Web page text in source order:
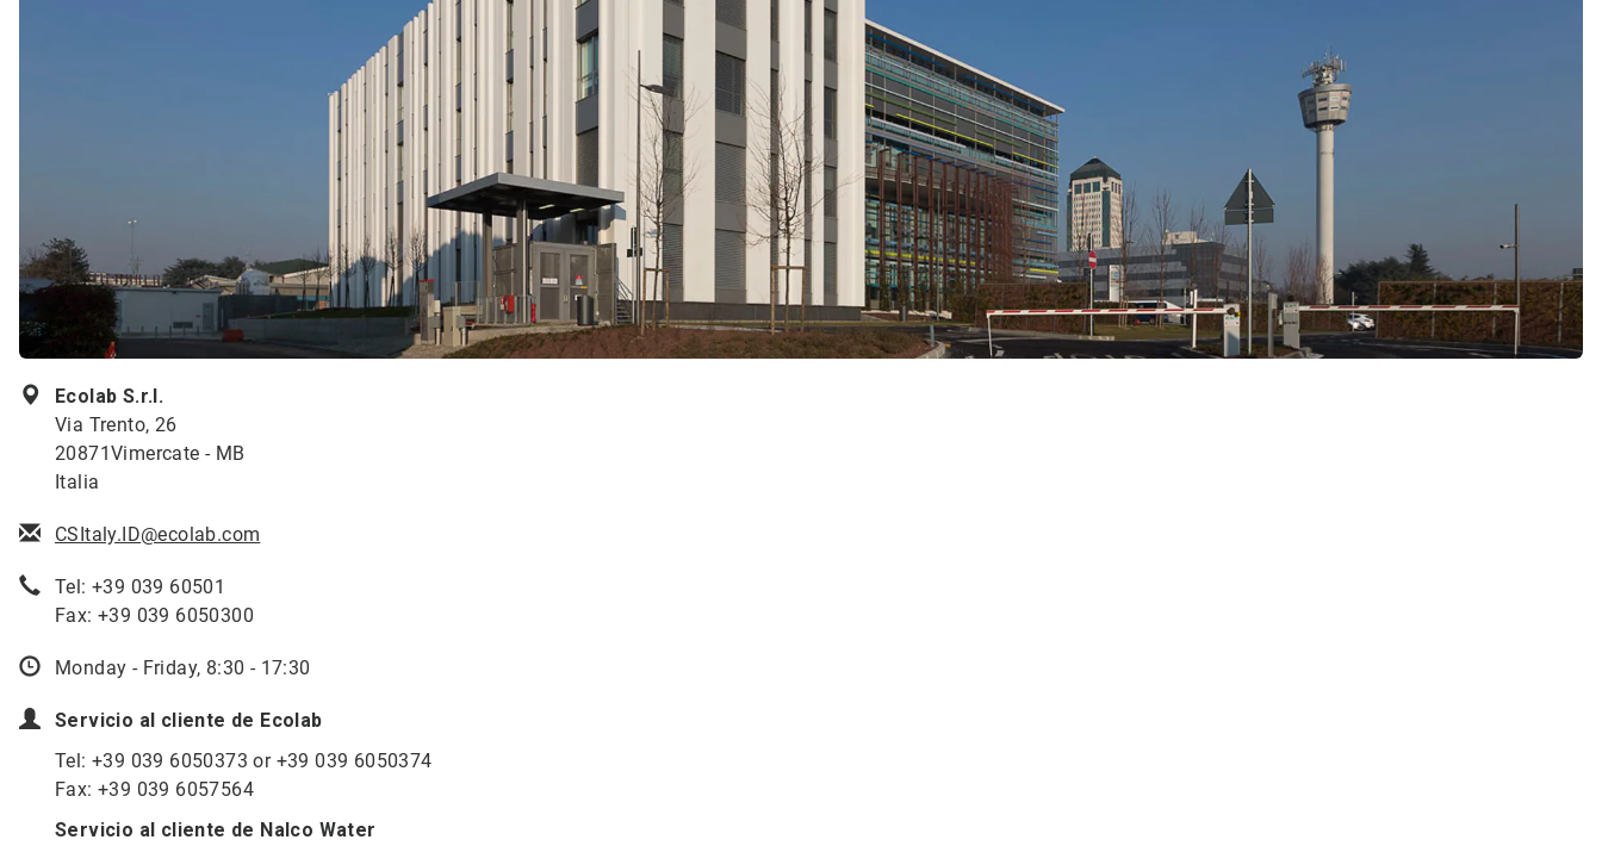
Ecolab S.r.l.
Via Trento, 26
20871Vimercate - MB
Italia
CSItaly.ID@ecolab.com
Tel: +39 039 60501
Fax: +39 039 6050300
Monday - Friday, 8:30 - 17:30
Servicio al cliente de Ecolab
Tel: +39 039 6050373 or +39 039 6050374
Fax: +39 039 6057564
Servicio al cliente de Nalco Water